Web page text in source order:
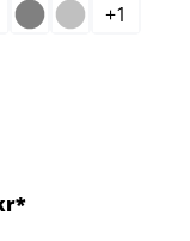
+1